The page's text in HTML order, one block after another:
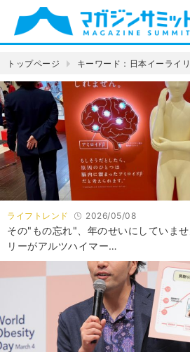
トップページ キーワード：日本イーライ
ライフトレンド 2026/05/08
その"もの忘れ"、年のせいにしていま
リーがアルツハイマー…